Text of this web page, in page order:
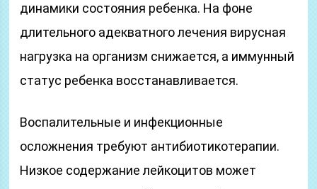
динамики состояния ребенка. На фоне
длительного адекватного лечения вирусная
нагрузка на организм снижается, а иммунный
статус ребенка восстанавливается.
Воспалительные и инфекционные
осложнения требуют антибиотикотерапии.
Низкое содержание лейкоцитов может